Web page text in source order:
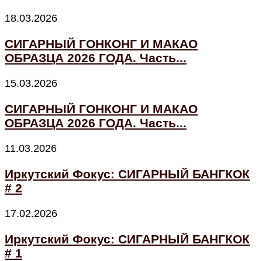
18.03.2026
СИГАРНЫЙ ГОНКОНГ И МАКАО
ОБРАЗЦА 2026 ГОДА. Часть...
15.03.2026
СИГАРНЫЙ ГОНКОНГ И МАКАО
ОБРАЗЦА 2026 ГОДА. Часть...
11.03.2026
Иркутский Фокус: СИГАРНЫЙ БАНГКОК
# 2
17.02.2026
Иркутский Фокус: СИГАРНЫЙ БАНГКОК
# 1